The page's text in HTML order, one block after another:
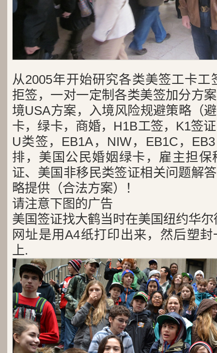
从2005年开始研究各类美签工卡工
拒签，一对一定制各类美签加分方
境USA方案，入境风险规避策略（
卡，绿卡，商婚，H1B工签，K1签
U类签，EB1A，NIW，EB1C，
排，美国公民婚姻绿卡，雇主担
证、美国非移民类签证相关问题解
略提供（合法方案）！
请注意下图的广告
美国签证找大鹤当时在美国纽约华
网址是用A4纸打印出来，然后塑
上.